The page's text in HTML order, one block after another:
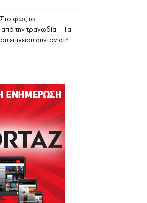
φως το
από την τραγωδία – Τα
επίγειου συντονιστή